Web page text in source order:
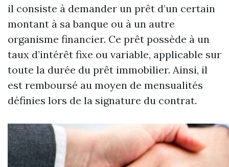
il consiste à demander un prêt d’un certain
montant à sa banque ou à un autre
organisme financier. Ce prêt possède à un
taux d’intérêt fixe ou variable, applicable sur
toute la durée du prêt immobilier. Ainsi, il
est remboursé au moyen de mensualités
définies lors de la signature du contrat.